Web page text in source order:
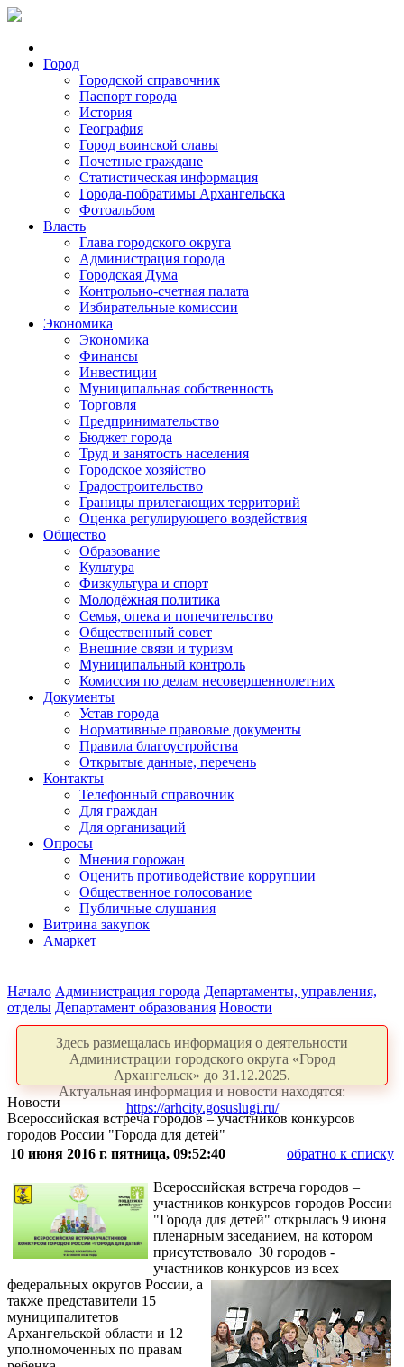
Город
Городской справочник
Паспорт города
История
География
Город воинской славы
Почетные граждане
Статистическая информация
Города-побратимы Архангельска
Фотоальбом
Власть
Глава городского округа
Администрация города
Городская Дума
Контрольно-счетная палата
Избирательные комиссии
Экономика
Экономика
Финансы
Инвестиции
Муниципальная собственность
Торговля
Предпринимательство
Бюджет города
Труд и занятость населения
Городское хозяйство
Градостроительство
Границы прилегающих территорий
Оценка регулирующего воздействия
Общество
Образование
Культура
Физкультура и спорт
Молодёжная политика
Семья, опека и попечительство
Общественный совет
Внешние связи и туризм
Муниципальный контроль
Комиссия по делам несовершеннолетних
Документы
Устав города
Нормативные правовые документы
Правила благоустройства
Открытые данные, перечень
Контакты
Телефонный справочник
Для граждан
Для организаций
Опросы
Мнения горожан
Оценить противодействие коррупции
Общественное голосование
Публичные слушания
Витрина закупок
Амаркет
Начало Администрация города Департаменты, управления,
отделы Департамент образования Новости
Здесь размещалась информация о деятельности
Администрации городского округа «Город
Архангельск» до 31.12.2025.
Актуальная информация и новости находятся:
https://arhcity.gosuslugi.ru/
Новости
Всероссийская встреча городов – участников конкурсов
городов России "Города для детей"
10 июня 2016 г. пятница, 09:52:40
обратно к списку
Всероссийская встреча городов –
участников конкурсов городов России
"Города для детей" открылась 9 июня
пленарным заседанием, на котором
присутствовало 30 городов -
участников конкурсов из всех
федеральных округов России, а
также представители 15
муниципалитетов
Архангельской области и 12
уполномоченных по правам